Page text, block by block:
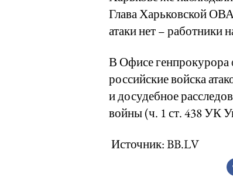
Глава Харьковской
атаки нет – работники
В Офисе генпрокурора
российские войска
и досудебное
войны (ч. 1 ст. 438 УК
Источник: BB.LV